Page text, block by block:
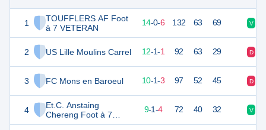
1
TOUFFLERS AF Foot
à 7 VETERAN
2 US Lille Moulins Carrel
3 FC Mons en Baroeul
4
Et.C. Anstaing
Chereng Foot à 7
VETERAN
42 20 14-0-6 132 63 69 V
37 14 12-1-1 92 63 29 D
31 14 10-1-3 97 52 45 D
27 9-1-4 72 40 32 V